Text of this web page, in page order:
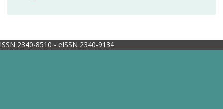
ISSN 2340-8510 - eISSN 2340-9134